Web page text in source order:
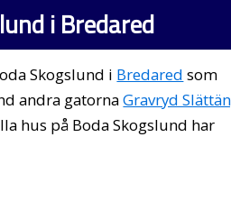
i Bredared
Skogslund i Bredared som
andra gatornaGravryd
hus på Boda Skogslund har